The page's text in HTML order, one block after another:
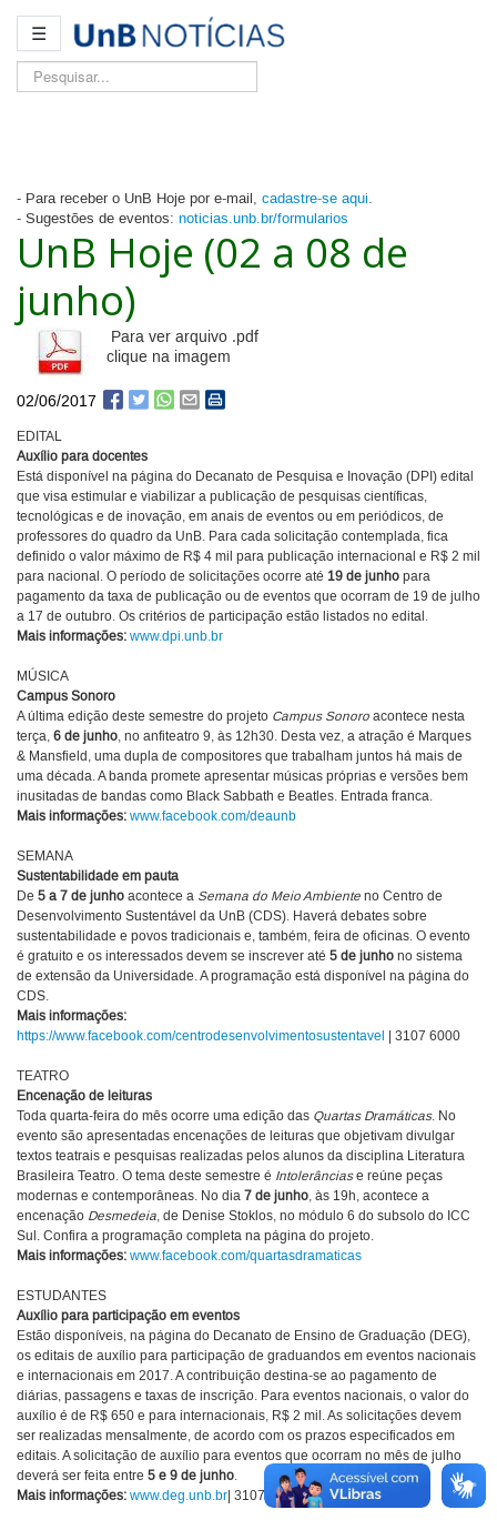
☰
Pesquisar...
- Para receber o UnB Hoje por e-mail, cadastre-se aqui.
- Sugestões de eventos: noticias.unb.br/formularios
UnB Hoje (02 a 08 de
junho)
Para ver arquivo .pdf
clique na imagem
02/06/2017
EDITAL
Auxílio para docentes
Está disponível na página do Decanato de Pesquisa e Inovação (DPI) edital
que visa estimular e viabilizar a publicação de pesquisas científicas,
tecnológicas e de inovação, em anais de eventos ou em periódicos, de
professores do quadro da UnB. Para cada solicitação contemplada, fica
definido o valor máximo de R$ 4 mil para publicação internacional e R$ 2 mil
para nacional. O período de solicitações ocorre até 19 de junho para
pagamento da taxa de publicação ou de eventos que ocorram de 19 de julho
a 17 de outubro. Os critérios de participação estão listados no edital.
Mais informações: www.dpi.unb.br
MÚSICA
Campus Sonoro
A última edição deste semestre do projeto Campus Sonoro acontece nesta
terça, 6 de junho, no anfiteatro 9, às 12h30. Desta vez, a atração é Marques
& Mansfield, uma dupla de compositores que trabalham juntos há mais de
uma década. A banda promete apresentar músicas próprias e versões bem
inusitadas de bandas como Black Sabbath e Beatles. Entrada franca.
Mais informações: www.facebook.com/deaunb
SEMANA
Sustentabilidade em pauta
De 5 a 7 de junho acontece a Semana do Meio Ambiente no Centro de
Desenvolvimento Sustentável da UnB (CDS). Haverá debates sobre
sustentabilidade e povos tradicionais e, também, feira de oficinas. O evento
é gratuito e os interessados devem se inscrever até 5 de junho no sistema
de extensão da Universidade. A programação está disponível na página do
CDS.
Mais informações:
https://www.facebook.com/centrodesenvolvimentosustentavel
| 3107 6000
TEATRO
Encenação de leituras
Toda quarta-feira do mês ocorre uma edição das Quartas Dramáticas. No
evento são apresentadas encenações de leituras que objetivam divulgar
textos teatrais e pesquisas realizadas pelos alunos da disciplina Literatura
Brasileira Teatro. O tema deste semestre é Intolerânciase reúne peças
modernas e contemporâneas. No dia 7 de junho, às 19h, acontece a
encenação Desmedeia, de Denise Stoklos, no módulo 6 do subsolo do ICC
Sul. Confira a programação completa na página do projeto.
Mais informações: www.facebook.com/quartasdramaticas
ESTUDANTES
Auxílio para participação em eventos
Estão disponíveis, na página do Decanato de Ensino de Graduação (DEG),
os editais de auxílio para participação de graduandos em eventos nacionais
e internacionais em 2017. A contribuição destina-se ao pagamento de
diárias, passagens e taxas de inscrição. Para eventos nacionais, o valor do
auxílio é de R$ 650 e para internacionais, R$ 2 mil. As solicitações devem
ser realizadas mensalmente, de acordo com os prazos especificados em
editais. A solicitação de auxílio para eventos que ocorram no mês de julho
deverá ser feita entre 5 e 9 de junho.
Mais informações: www.deg.unb.br | 3107 7636